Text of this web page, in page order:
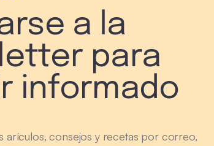
a la
para
informado
arículos, consejos y recetas por correo,